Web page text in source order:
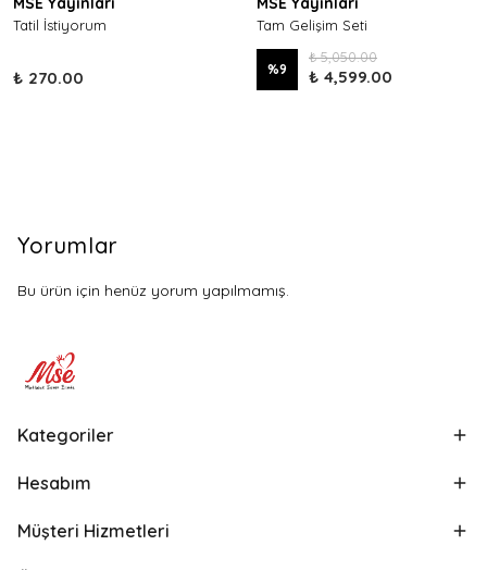
Tatil İstiyorum
₺ 270.00
Tam Gelişim Seti
%9
₺ 5,050.00
₺ 4,599.00
Yorumlar
Bu ürün için henüz yorum yapılmamış.
Kategoriler
Hesabım
Müşteri Hizmetleri